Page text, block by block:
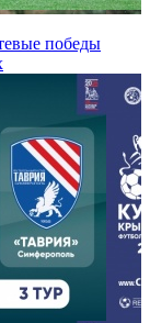
победы